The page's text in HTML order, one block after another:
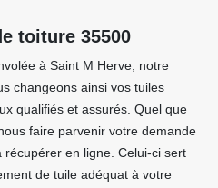
toiture 35500
à Saint M Herve, notre
changeons ainsi vos tuiles
qualifiés et assurés. Quel que
faire parvenir votre demande
en ligne. Celui-ci sert
de tuile adéquat à votre